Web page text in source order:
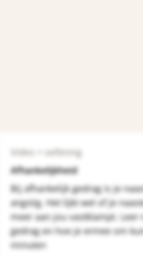
Afhankelijkheid
Video + oefening
Bij afhankelijk gedrag is je
angstig. Het lijkt wel of je
meer aan jou vastklampt. Leer
gedrag en hoe je ermee om
minuten